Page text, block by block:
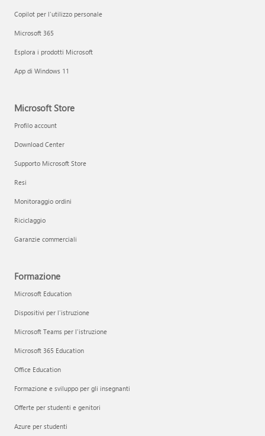
Copilot per l'utilizzo personale
Microsoft 365
Esplora i prodotti Microsoft
App di Windows 11
Microsoft Store
Profilo account
Download Center
Supporto Microsoft Store
Resi
Monitoraggio ordini
Riciclaggio
Garanzie commerciali
Formazione
Microsoft Education
Dispositivi per l'istruzione
Microsoft Teams per l'istruzione
Microsoft 365 Education
Office Education
Formazione e sviluppo per gli insegnanti
Offerte per studenti e genitori
Azure per studenti